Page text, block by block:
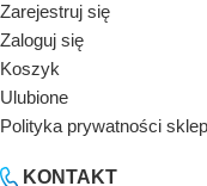
Zarejestruj się
Zaloguj się
Koszyk
Ulubione
Polityka prywatności
KONTAKT